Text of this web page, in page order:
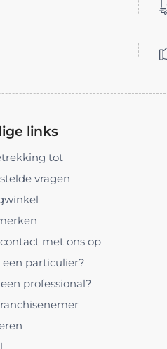
links
tot
vragen
met ons op
een particulier?
professional?